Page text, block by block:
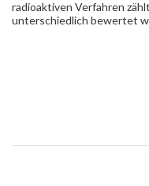
radioaktiven Verfahren
unterschiedlich bewertet